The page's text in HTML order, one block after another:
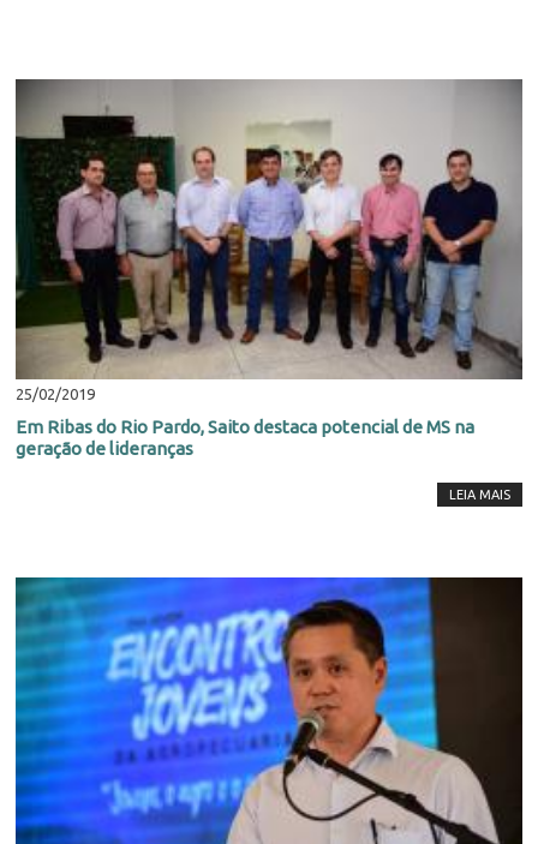
25/02/2019
Em Ribas do Rio Pardo, Saito destaca potencial de MS na
geração de lideranças
LEIA MAIS